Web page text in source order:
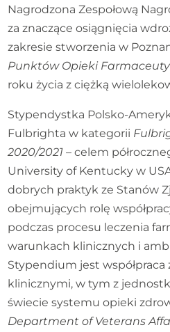
Nagrodzona Zespołową
za znaczące osiągnięcia
zakresie stworzenia w
Punktów Opieki
roku życia z ciężką
Stypendystka Polsko-
Fulbrighta w kategorii
2020/2021– celem
University of Kentucky w
dobrych praktyk ze Stanów
obejmujących rolę
podczas procesu leczenia
warunkach klinicznych i
Stypendium jest
klinicznymi, w tym z
świecie systemu opieki
Department of Veterans